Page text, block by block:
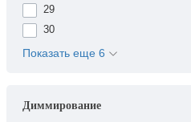
29
30
Показать еще 6
Диммирование